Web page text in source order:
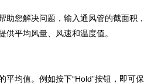
助您解决问题，输入通风管的截面积
供平均风量、风速和温度值。
平均值。例如按下“Hold”按钮，即可